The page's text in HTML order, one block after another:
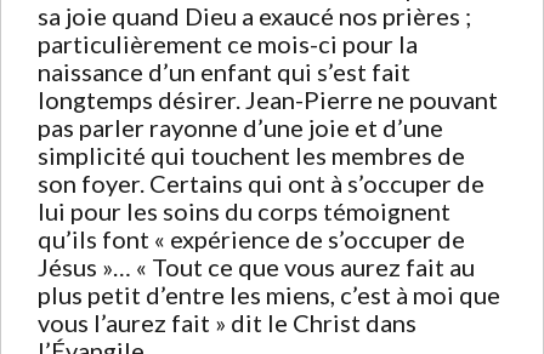
sa joie quand Dieu a exaucé nos prières ;
particulièrement ce mois-ci pour la
naissance d’un enfant qui s’est fait
longtemps désirer. Jean-Pierre ne pouvant
pas parler rayonne d’une joie et d’une
simplicité qui touchent les membres de
son foyer. Certains qui ont à s’occuper de
lui pour les soins du corps témoignent
qu’ils font « expérience de s’occuper de
Jésus »… « Tout ce que vous aurez fait au
plus petit d’entre les miens, c’est à moi que
vous l’aurez fait » dit le Christ dans